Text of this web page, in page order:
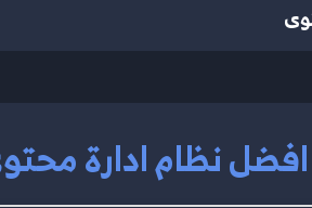
افضل نظام ادارة